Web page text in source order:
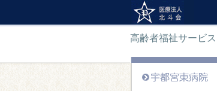
高齢者福祉サービス